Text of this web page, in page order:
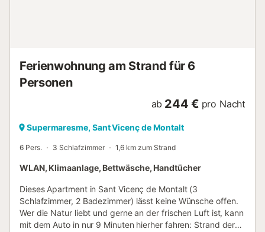
Ferienwohnung am Strand für 6
Personen
ab 244 € pro Nacht
Supermaresme, Sant Vicenç de Montalt
6 Pers. 3 Schlafzimmer 1,6 km zum Strand
WLAN, Klimaanlage, Bettwäsche, Handtücher
Dieses Apartment in Sant Vicenç de Montalt (3
Schlafzimmer, 2 Badezimmer) lässt keine Wünsche offen.
Wer die Natur liebt und gerne an der frischen Luft ist, kann
mit dem Auto in nur 9 Minuten hierher fahren: Strand der